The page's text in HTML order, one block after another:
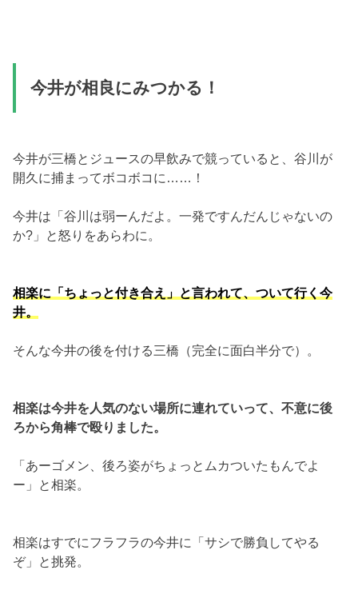
今井が相良にみつかる！
今井が三橋とジュースの早飲みで競っていると、谷川が
開久に捕まってボコボコに……！
今井は「谷川は弱ーんだよ。一発ですんだんじゃないの
か?」と怒りをあらわに。
相楽に「ちょっと付き合え」と言われて、ついて行く今
井。
そんな今井の後を付ける三橋（完全に面白半分で）。
相楽は今井を人気のない場所に連れていって、不意に後
ろから角棒で殴りました。
「あーゴメン、後ろ姿がちょっとムカついたもんでよ
ー」と相楽。
相楽はすでにフラフラの今井に「サシで勝負してやる
ぞ」と挑発。